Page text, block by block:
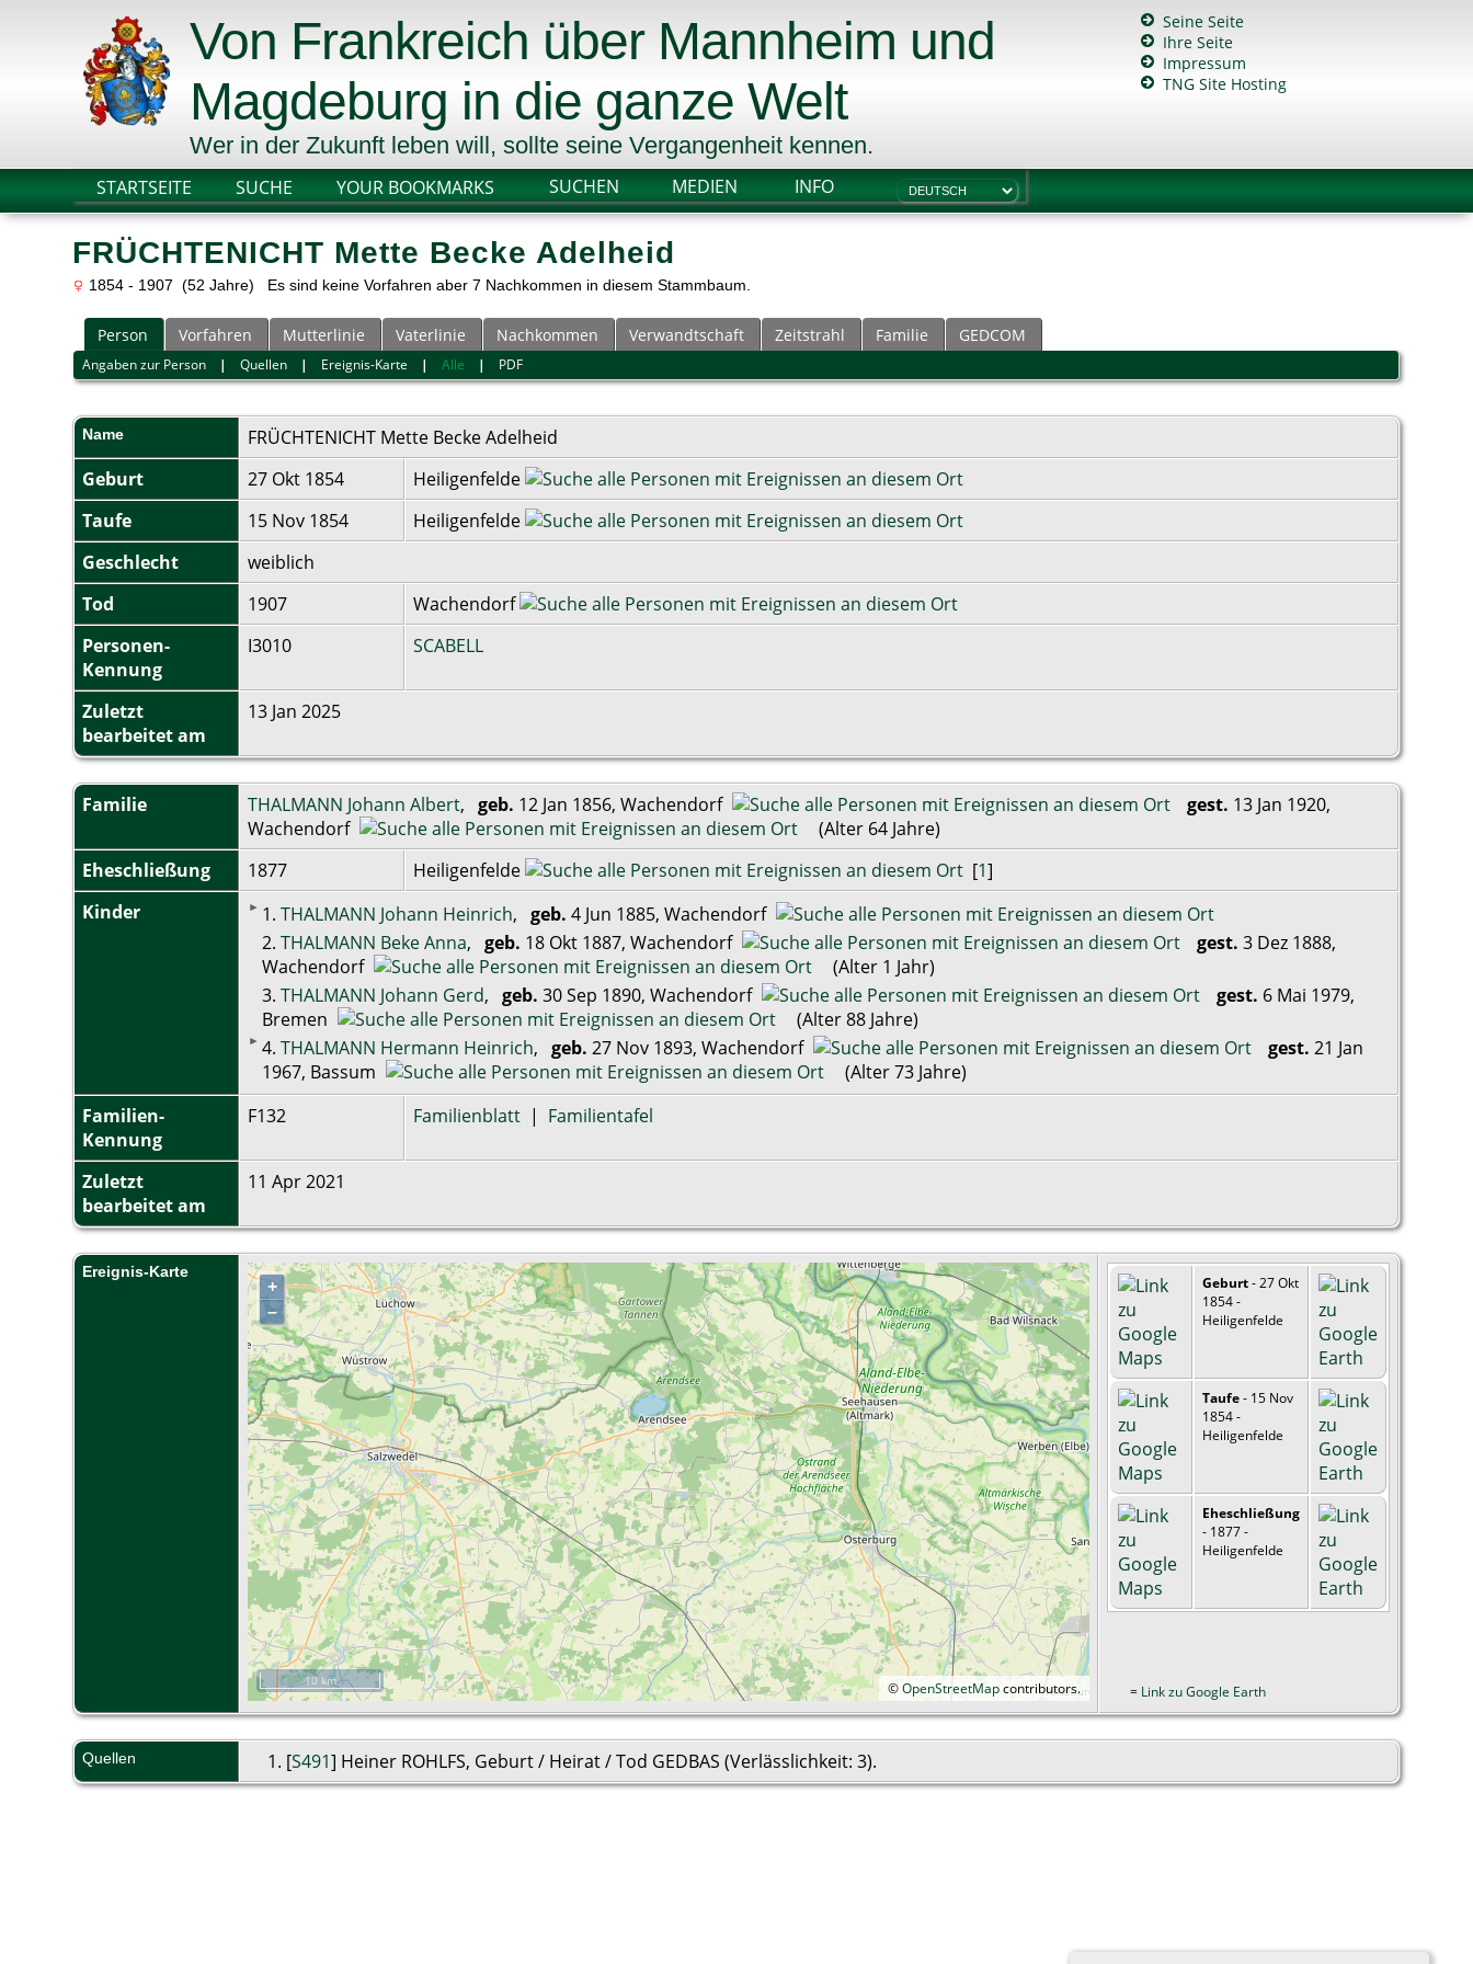
Von Frankreich über Mannheim und
Magdeburg in die ganze Welt
Wer in der Zukunft leben will, sollte seine Vergangenheit kennen.
Seine Seite
Ihre Seite
Impressum
TNG Site Hosting
STARTSEITE SUCHE YOUR BOOKMARKS SUCHEN MEDIEN INFO
FRÜCHTENICHT Mette Becke Adelheid
1854 - 1907 (52 Jahre) Es sind keine Vorfahren aber 7 Nachkommen in diesem Stammbaum.
Person Vorfahren Mutterlinie Vaterlinie Nachkommen Verwandtschaft Zeitstrahl Familie GEDCOM
Angaben zur Person |Quellen | Ereignis-Karte |Alle | PDF
Name FRÜCHTENICHT Mette Becke Adelheid
Geburt
27 Okt 1854
Heiligenfelde
Taufe
15 Nov 1854
Heiligenfelde
Geschlecht
weiblich
Tod
1907
Wachendorf
Personen-
Kennung
I3010 SCABELL
Zuletzt
bearbeitet am
13 Jan 2025
Familie THALMANN Johann Albert, geb. 12 Jan 1856, Wachendorf gest. 13 Jan 1920,
Wachendorf
(Alter 64 Jahre)
Eheschließung
1877 Heiligenfelde [1]
Kinder
1. THALMANN Johann Heinrich, geb. 4 Jun 1885, Wachendorf
2. THALMANN Beke Anna, geb. 18 Okt 1887, Wachendorf gest. 3 Dez 1888,
Wachendorf
(Alter 1 Jahr)
3. THALMANN Johann Gerd, geb. 30 Sep 1890, Wachendorf gest. 6 Mai 1979,
Bremen
(Alter 88 Jahre)
4. THALMANN Hermann Heinrich, geb. 27 Nov 1893, Wachendorf gest. 21 Jan
1967, Bassum
(Alter 73 Jahre)
Familien-
Kennung
F132 Familienblatt | Familientafel
Zuletzt
bearbeitet am
11 Apr 2021
Ereignis-Karte
+
–
©OpenStreetMapcontributors.
10 km
Geburt- 27 Okt
1854 -
Heiligenfelde
Taufe- 15 Nov
1854 -
Heiligenfelde
Eheschließung
- 1877 -
Heiligenfelde
= Link zu Google Earth
Quellen [S491] Heiner ROHLFS, Geburt / Heirat / Tod GEDBAS (Verlässlichkeit: 3).